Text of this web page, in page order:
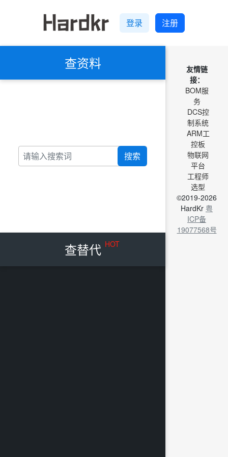
登录 注册
查资料
搜索
查替代 HOT
友情链
接：
BOM服
务
DCS控
制系统
ARM工
控板
物联网
平台
工程师
选型
©2019-2026
HardKr 粤
ICP备
19077568号